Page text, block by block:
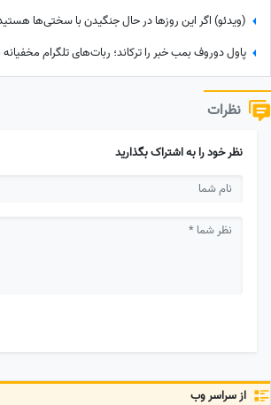
نظرات
نظر خود را به اشتراک بگذارید
از سراسر وب